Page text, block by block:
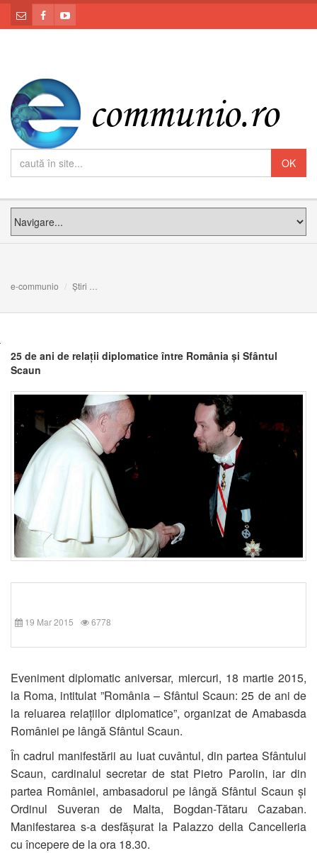
e-communio Știri
25 de ani de relații diplomatice între România și Sfântul
Scaun
19 Mar 2015 6778
Eveniment diplomatic aniversar, miercuri, 18 martie 2015,
la Roma, intitulat ”România – Sfântul Scaun: 25 de ani de
la reluarea relațiilor diplomatice”, organizat de Amabasda
României pe lângă Sfântul Scaun.
În cadrul manifestării au luat cuvântul, din partea Sfântului
Scaun, cardinalul secretar de stat Pietro Parolin, iar din
partea României, ambasadorul pe lângă Sfântul Scaun și
Ordinul Suveran de Malta, Bogdan-Tătaru Cazaban.
Manifestarea s-a desfășurat la Palazzo della Cancelleria
cu începere de la ora 18.30.